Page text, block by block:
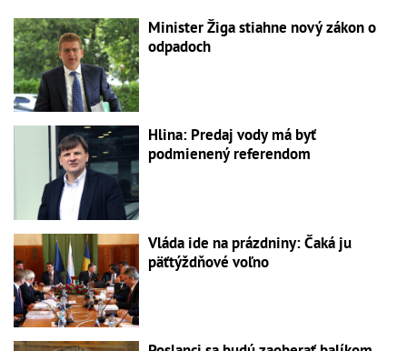
Minister Žiga stiahne nový zákon o
odpadoch
Hlina: Predaj vody má byť
podmienený referendom
Vláda ide na prázdniny: Čaká ju
päťtýždňové voľno